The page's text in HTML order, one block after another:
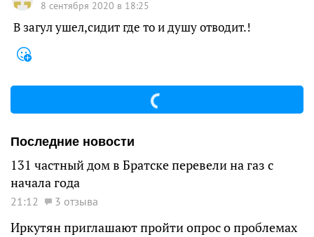
8 сентября 2020 в 18:25
В загул ушел,сидит где то и душу отводит.!
Последние новости
131 частный дом в Братске перевели на газ с
начала года
21:12 3 отзыва
Иркутян приглашают пройти опрос о проблемах